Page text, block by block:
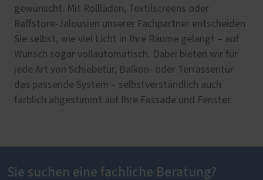
gewünscht. Mit Rollläden, Textilscreens oder
Raffstore-Jalousien unserer Fachpartner entscheiden
Sie selbst, wie viel Licht in Ihre Räume gelangt – auf
Wunsch sogar vollautomatisch. Dabei bieten wir für
jede Art von Schiebetür, Balkon- oder Terrassentür
das passende System – selbstverständlich auch
farblich abgestimmt auf Ihre Fassade und Fenster.
Sie suchen eine fachliche Beratung?